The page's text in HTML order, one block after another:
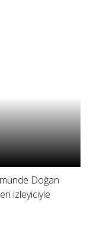
Doğan
izleyiciyle